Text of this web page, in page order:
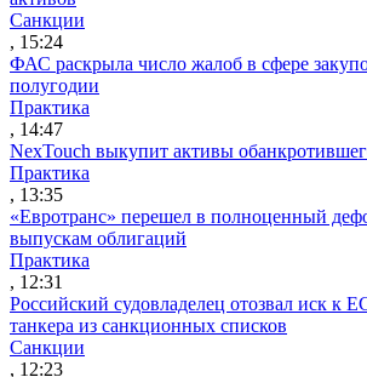
Санкции
, 15:24
ФАС раскрыла число жалоб в сфере
полугодии
Практика
, 14:47
NexTouch выкупит активы
Практика
, 13:35
«Евротранс» перешел в полноценный
выпускам облигаций
Практика
, 12:31
Российский судовладелец отозвал иск к
танкера из санкционных списков
Санкции
, 12:23